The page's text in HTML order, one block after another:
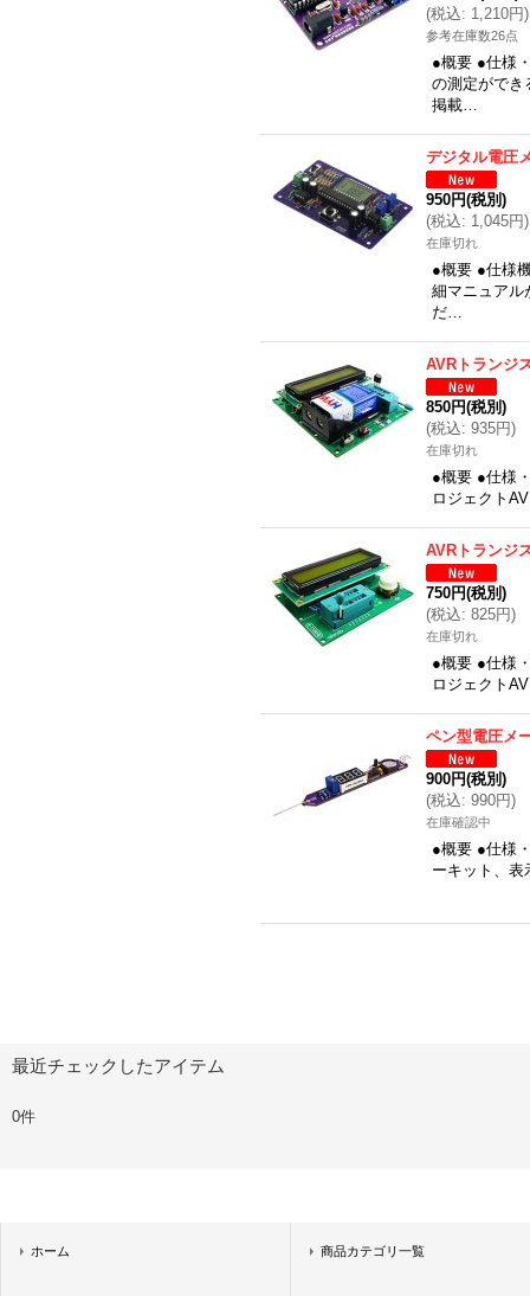
(税込: 1,210円)
参考在庫数26点
●概要 ●仕様
の測定ができ
掲載…
デジタル電圧
950円(税別)
(税込: 1,045円)
在庫切れ
●概要 ●仕様
細マニュアル
だ…
AVRトランジ
850円(税別)
(税込: 935円)
在庫切れ
●概要 ●仕様
ロジェクト
AVRトランジ
750円(税別)
(税込: 825円)
在庫切れ
●概要 ●仕様
ロジェクト
ペン型電圧メ
900円(税別)
(税込: 990円)
在庫確認中
●概要 ●仕様
ーキット、
最近チェックしたアイテム
0件
ホーム 商品カテゴリ一覧